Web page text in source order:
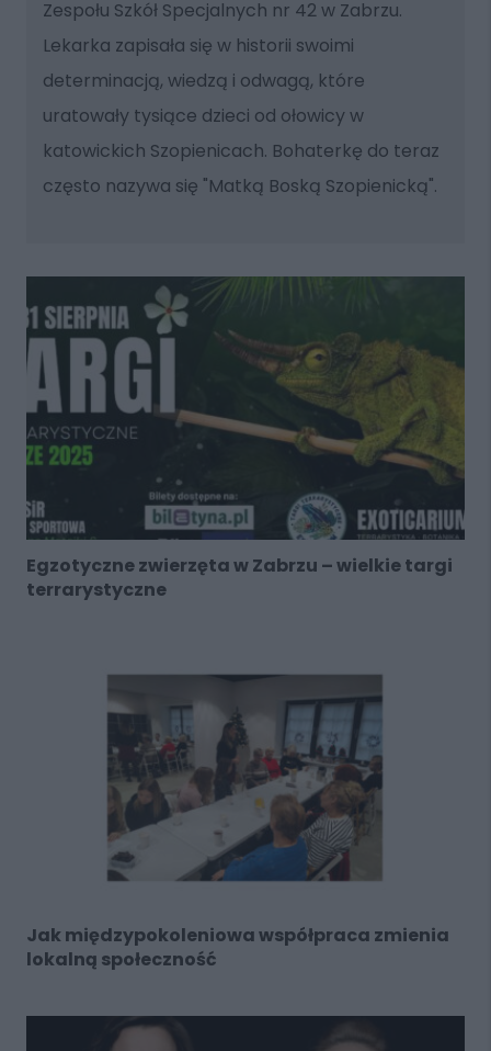
Zespołu Szkół Specjalnych nr 42 w Zabrzu.
Lekarka zapisała się w historii swoimi
determinacją, wiedzą i odwagą, które
uratowały tysiące dzieci od ołowicy w
katowickich Szopienicach. Bohaterkę do teraz
często nazywa się "Matką Boską Szopienicką".
Egzotyczne zwierzęta w Zabrzu – wielkie targi
terrarystyczne
Jak międzypokoleniowa współpraca zmienia
lokalną społeczność